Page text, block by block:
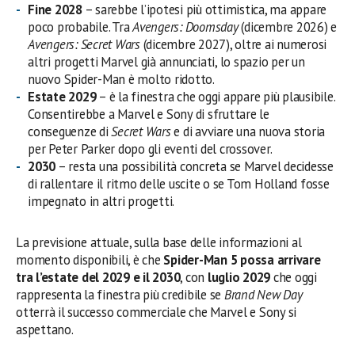
Fine 2028– sarebbe l’ipotesi più ottimistica, ma appare
poco probabile. TraAvengers: Doomsday(dicembre 2026) e
Avengers: Secret Wars(dicembre 2027), oltre ai numerosi
altri progetti Marvel già annunciati, lo spazio per un
nuovo Spider-Man è molto ridotto.
Estate 2029– è la finestra che oggi appare più plausibile.
Consentirebbe a Marvel e Sony di sfruttare le
conseguenze diSecret Warse di avviare una nuova storia
per Peter Parker dopo gli eventi del crossover.
2030 – resta una possibilità concreta se Marvel decidesse
di rallentare il ritmo delle uscite o se Tom Holland fosse
impegnato in altri progetti.
La previsione attuale, sulla base delle informazioni al
momento disponibili, è che Spider-Man 5 possa arrivare
tra l’estate del 2029 e il 2030, con luglio 2029che oggi
rappresenta la finestra più credibile se Brand New Day
otterrà il successo commerciale che Marvel e Sony si
aspettano.